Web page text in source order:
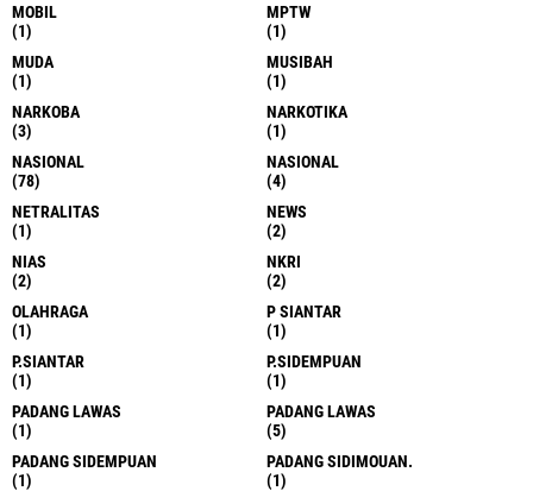
MOBIL
(1)
MPTW
(1)
MUDA
(1)
MUSIBAH
(1)
NARKOBA
(3)
NARKOTIKA
(1)
NASIONAL
(78)
NASIONAL
(4)
NETRALITAS
(1)
NEWS
(2)
NIAS
(2)
NKRI
(2)
OLAHRAGA
(1)
P SIANTAR
(1)
P.SIANTAR
(1)
P.SIDEMPUAN
(1)
PADANG LAWAS
(1)
PADANG LAWAS
(5)
PADANG SIDEMPUAN
(1)
PADANG SIDIMOUAN.
(1)